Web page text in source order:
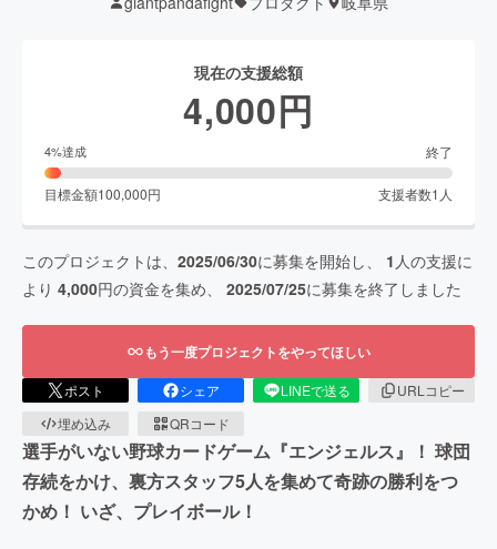
現在の支援総額
4,000円
4%達成 終了
目標金額100,000円 支援者数1 人
このプロジェクトは、 2025/06/30に募集を開始し、 1 人の支援に
より 4,000円の資金を集め、 2025/07/25に募集を終了しました
もう一度プロジェクトをやってほしい
ポスト シェア LINEで送る
URLコピー
埋め込み
QRコード
選手がいない野球カードゲーム『エンジェルス』！ 球団
存続をかけ、裏方スタッフ5人を集めて奇跡の勝利をつ
かめ！ いざ、プレイボール！